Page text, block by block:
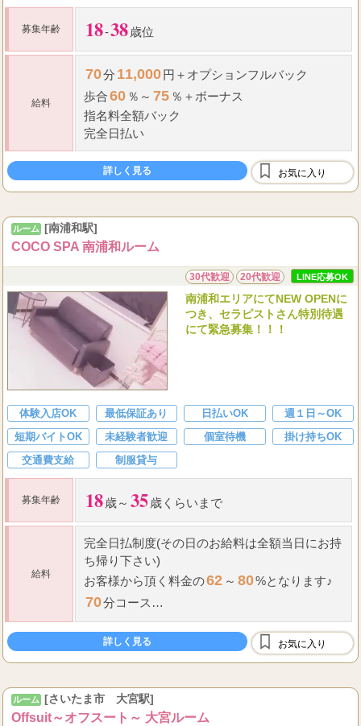
募集年齢 18-38歳位
給料
70分 11,000円＋オプションフルバック
歩合60 ％～ 75 ％＋ボーナス
指名料全額バック
完全日払い
詳しく見る お気に入り
ルーム [南浦和駅]
COCO SPA 南浦和ルーム
30代歓迎 20代歓迎 LINE応募OK
南浦和エリアにてNEW OPENに
つき、セラピストさん特別待遇
にて緊急募集！！！
体験入店OK 最低保証あり 日払いOK
週１日～OK
短期バイトOK
未経験者歓迎 個室待機
掛け持ちOK
交通費支給
制服貸与
募集年齢 18歳～ 35歳くらいまで
給料
完全日払制度(その日のお給料は全額当日にお持
ち帰り下さい)
お客様から頂く料金の62 ～ 80%となります♪
70分コース
⇒最低7,000円+OP全額フルバック＋指名料全
額フルバック
100分コ...
詳しく見る お気に入り
ルーム [さいたま市 大宮駅]
Offsuit～オフスート～ 大宮ルーム